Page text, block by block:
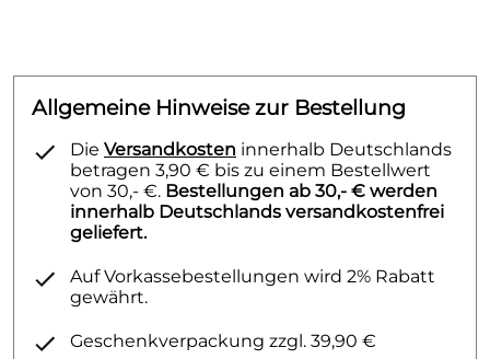
Allgemeine Hinweise zur Bestellung
Die Versandkosten innerhalb Deutschlands
betragen 3,90 € bis zu einem Bestellwert
von 30,- €. Bestellungen ab 30,- € werden
innerhalb Deutschlands versandkostenfrei
geliefert.
Auf Vorkassebestellungen wird 2% Rabatt
gewährt.
Geschenkverpackung zzgl. 39,90 €